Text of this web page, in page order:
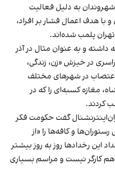
به دلیل فعالیت
با هدف اعمال فشار بر افراد،
پلمب شده‌اند.
و به عنوان مثال در آذر
در خیزش «زن، زندگی،
اعتصاب در شهرهای مختلف
مغازه کسبه‌ای را که در
کردند.
گفت حکومت فکر
و کافه‌ها را «از
این رخدادها روز به روز بیشتر
کارگر نیست و مراسم بسیاری